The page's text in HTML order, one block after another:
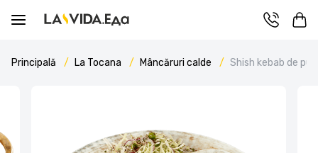
Principală La Tocana Mâncăruri calde Shish kebab de pui